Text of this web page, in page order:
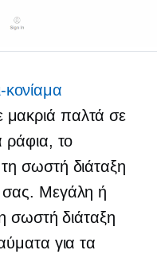
κονίαμα
μακριά παλτά σε
το
σωστή διάταξη
σας. Μεγάλη ή
σωστή διάταξη
για τα